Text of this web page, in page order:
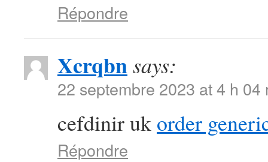
Répondre
Xcrqbnsays:
22 septembre 2023 at 4 h 04
cefdinir uk order
Répondre